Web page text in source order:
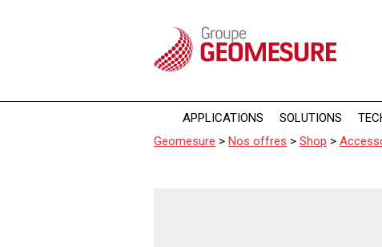
APPLICATIONS SOLUTIONS
Geomesure > Nos offres > Shop >